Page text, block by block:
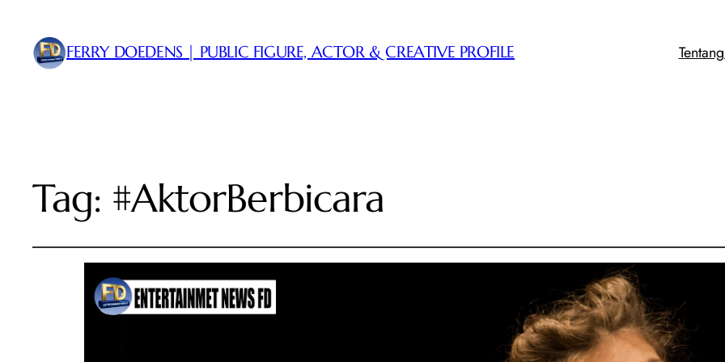
FERRY DOEDENS | PUBLIC FIGURE, ACTOR & CREATIVE PROFILE
Tag: #AktorBerbicara